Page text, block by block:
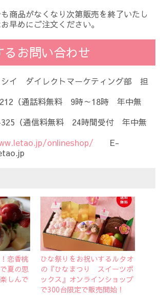
商品がなくなり次第販売を終了いたし
早めにご注文ください。
お問い合わせ
シイ ダイレクトマーケティング部 担
（通話料無料 9時～18時 年中無
（通信料無料 24時間受付 年中無
onlineshop/ E-
恋香桃
夏の思
しんで
ひな祭りをお祝いするルタオ
の『ひなまつり スイーツボ
ックス』オンラインショップ
で300台限定で販売開始！